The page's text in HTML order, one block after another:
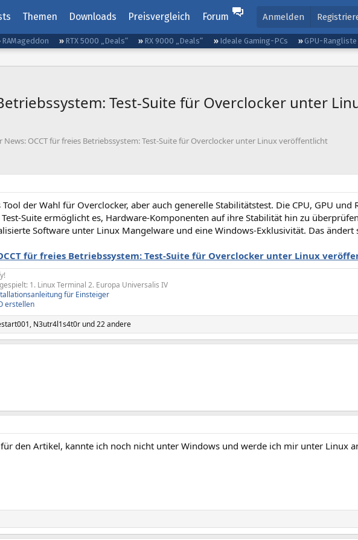
Themen Downloads Preisvergleich Forum Anmelden
RAMageddon RTX 5000 „Deals“ RX 9000 „Deals“ Ideale Gaming-PCs GPU-Rangliste
Test-Suite für Overclocker unter
News: OCCT für freies Betriebssystem: Test-Suite für Overclocker unter Linux veröffentlicht
Tool der Wahl für Overclocker, aber auch generelle Stabilitätstest. Die CPU, GPU und
Suite ermöglicht es, Hardware-Komponenten auf ihre Stabilität hin zu
Software unter Linux Mangelware und eine Windows-Exklusivität. Das ändert
für freies Betriebssystem: Test-Suite für Overclocker unter Linux
1. Linux Terminal 2. Europa Universalis IV
für Einsteiger
erstellen
, N3utr4l1s4t0r und 22 andere
den Artikel, kannte ich noch nicht unter Windows und werde ich mir unter Linux